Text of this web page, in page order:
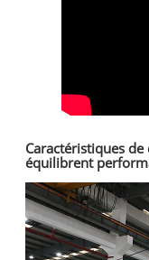
Caractéristiques
équilibrent